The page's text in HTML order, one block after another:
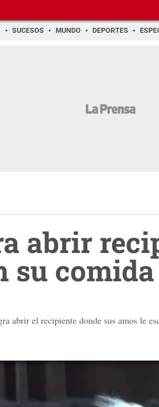
SUCESOS MUNDO DEPORTES
abrir
su comida
abrir el recipiente donde sus amos le